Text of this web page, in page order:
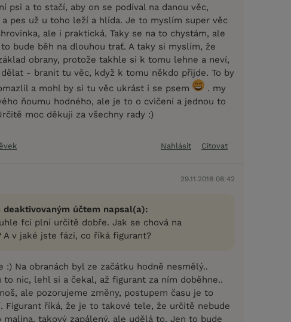
psi a to stačí, aby on se podíval na danou věc,
pes už u toho leží a hlída. Je to myslím super věc
ale i praktická. Taky se na to chystám, ale
bude běh na dlouhou trať. A taky si myslím, že
obrany, protože takhle si k tomu lehne a neví,
dělat - branit tu věc, když k tomu někdo přijde. To by
a mohl by si tu věc ukrást i se psem
. my
ňoumu hodného, ale je to o cvičení a jednou to
moc děkuji za všechny rady :)
Nahlásit Citovat
29.11.2018 08:42
deaktivovaným účtem napsal(a):
fci plní určitě dobře. Jak se chová na
A v jaké jste fázi, co říká figurant?
:) Na obranách byl ze začátku hodně nesmělý..
to nic, lehl si a čekal, až figurant za ním doběhne..
ale pozorujeme změny, postupem času je to
Figurant říká, že je to takové tele, že určitě nebude
malina, takový zapálený, ale udělá to. Jen to bude